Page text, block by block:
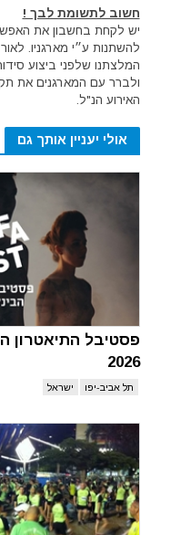
חשוב לתשומת לבך !
יש לקחת בחשבון את
להשתנות ע״י מארגניו.
המלצתנו שלפני ביצוע
ולברר עם המארגנים את
האירוע הנ"ל.
אולי יעניין אותך גם
פסטיבל התיאטרון
2026
תל אביב-יפו ישראל